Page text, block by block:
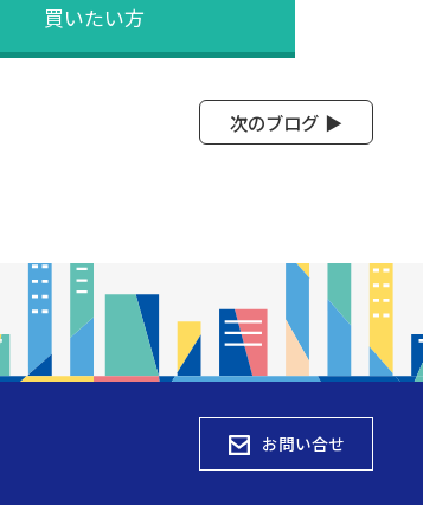
買いたい方
次のブログ
お問い合せ